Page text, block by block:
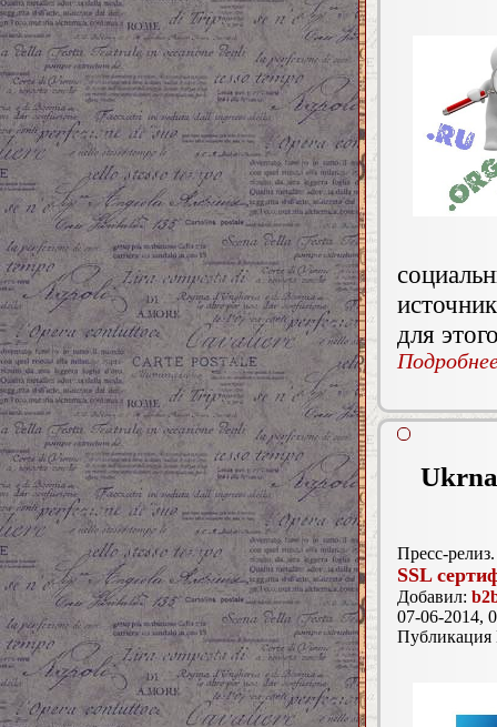
для
Пресс-релиз.
SSL
Добавил:
07-06-2014,